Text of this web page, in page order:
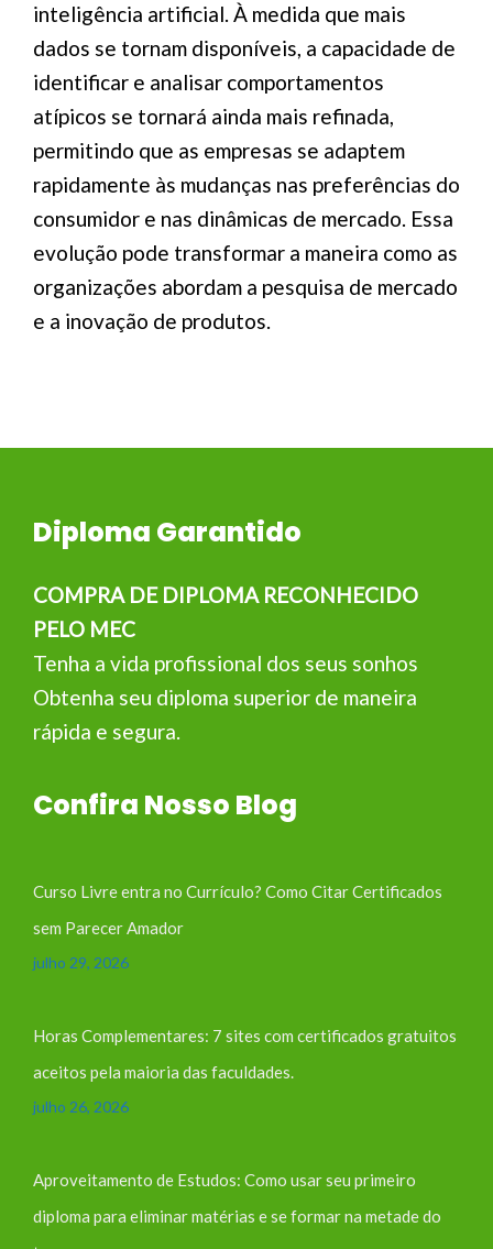
inteligência artificial. À medida que mais
dados se tornam disponíveis, a capacidade de
identificar e analisar comportamentos
atípicos se tornará ainda mais refinada,
permitindo que as empresas se adaptem
rapidamente às mudanças nas preferências do
consumidor e nas dinâmicas de mercado. Essa
evolução pode transformar a maneira como as
organizações abordam a pesquisa de mercado
e a inovação de produtos.
Diploma Garantido
COMPRA DE DIPLOMA RECONHECIDO
PELO MEC
Tenha a vida profissional dos seus sonhos
Obtenha seu diploma superior de maneira
rápida e segura.
Confira Nosso Blog
Curso Livre entra no Currículo? Como Citar Certificados
sem Parecer Amador
julho 29, 2026
Horas Complementares: 7 sites com certificados gratuitos
aceitos pela maioria das faculdades.
julho 26, 2026
Aproveitamento de Estudos: Como usar seu primeiro
diploma para eliminar matérias e se formar na metade do